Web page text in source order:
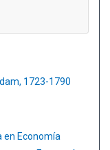
1723-1790
en Economía